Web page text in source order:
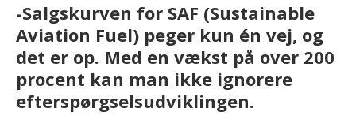
-Salgskurven for SAF (Sustainable
Aviation Fuel) peger kun én vej, og
det er op. Med en vækst på over 200
procent kan man ikke ignorere
efterspørgselsudviklingen.